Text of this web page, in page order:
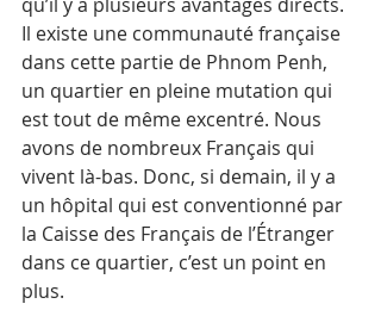
Il existe une communauté française
dans cette partie de Phnom Penh,
un quartier en pleine mutation qui
est tout de même excentré. Nous
avons de nombreux Français qui
vivent là-bas. Donc, si demain, il y a
un hôpital qui est conventionné par
la Caisse des Français de l’Étranger
dans ce quartier, c’est un point en
plus.